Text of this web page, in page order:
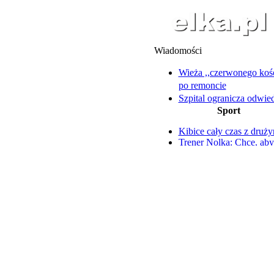
Wiadomości
Wieża ,,czerwonego
po remoncie
Szpital ogranicza
oddziale ortopedycznym
płocie i domowniku
Sport
Kibice cały czas z
Trener Nolka: Chcę, aby